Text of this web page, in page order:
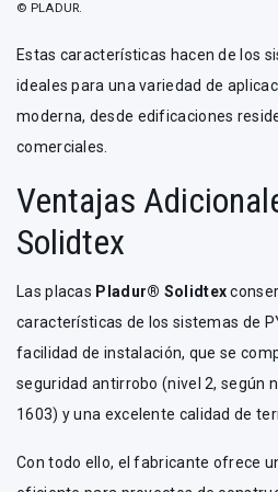
© PLADUR.
Estas características hacen de los
ideales para una variedad de
moderna, desde edificaciones
comerciales.
Ventajas
Solidtex
Las placas Pladur® Solidtex
características de los sistemas de
facilidad de instalación, que se
seguridad antirrobo (nivel 2, según
1603) y una excelente calidad de
Con todo ello, el fabricante ofrece